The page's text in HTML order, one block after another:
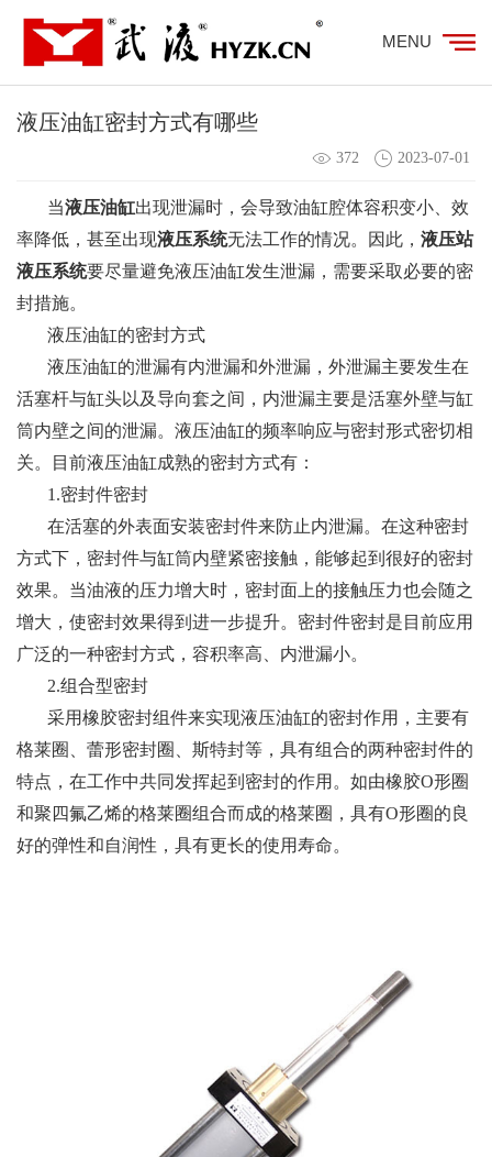
MENU
液压油缸密封方式有哪些
372 2023-07-01
当液压油缸出现泄漏时，会导致油缸腔体容积变小、效
率降低，甚至出现液压系统无法工作的情况。因此， 液压站
液压系统要尽量避免液压油缸发生泄漏，需要采取必要的密
封措施。
液压油缸的密封方式
液压油缸的泄漏有内泄漏和外泄漏，外泄漏主要发生在
活塞杆与缸头以及导向套之间，内泄漏主要是活塞外壁与缸
筒内壁之间的泄漏。液压油缸的频率响应与密封形式密切相
关。目前液压油缸成熟的密封方式有：
1.密封件密封
在活塞的外表面安装密封件来防止内泄漏。在这种密封
方式下，密封件与缸筒内壁紧密接触，能够起到很好的密封
效果。当油液的压力增大时，密封面上的接触压力也会随之
增大，使密封效果得到进一步提升。密封件密封是目前应用
广泛的一种密封方式，容积率高、内泄漏小。
2.组合型密封
采用橡胶密封组件来实现液压油缸的密封作用，主要有
格莱圈、蕾形密封圈、斯特封等，具有组合的两种密封件的
特点，在工作中共同发挥起到密封的作用。如由橡胶O形圈
和聚四氟乙烯的格莱圈组合而成的格莱圈，具有O形圈的良
好的弹性和自润性，具有更长的使用寿命。